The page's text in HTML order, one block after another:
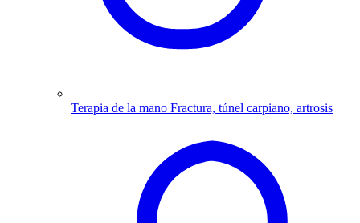
Terapia de la mano Fractura, túnel carpiano, artrosis